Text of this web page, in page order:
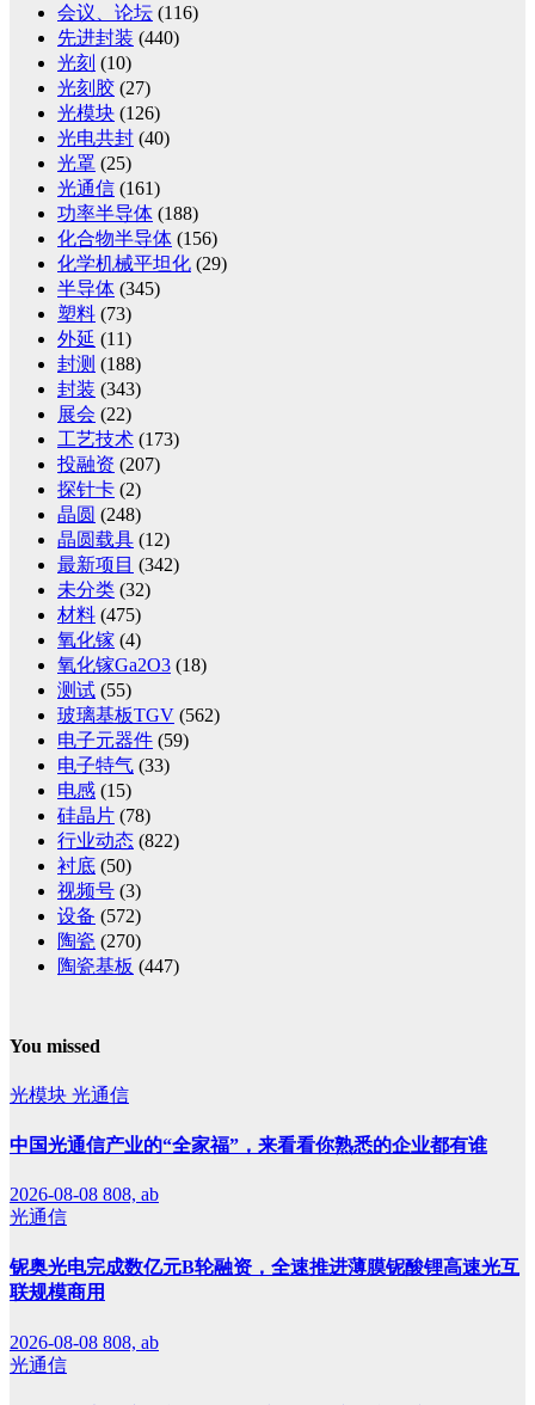
会议、论坛 (116)
先进封装 (440)
光刻 (10)
光刻胶 (27)
光模块 (126)
光电共封 (40)
光罩 (25)
光通信 (161)
功率半导体 (188)
化合物半导体 (156)
化学机械平坦化 (29)
半导体 (345)
塑料 (73)
外延 (11)
封测 (188)
封装 (343)
展会 (22)
工艺技术 (173)
投融资 (207)
探针卡 (2)
晶圆 (248)
晶圆载具 (12)
最新项目 (342)
未分类 (32)
材料 (475)
氧化镓 (4)
氧化镓Ga2O3 (18)
测试 (55)
玻璃基板TGV (562)
电子元器件 (59)
电子特气 (33)
电感 (15)
硅晶片 (78)
行业动态 (822)
衬底 (50)
视频号 (3)
设备 (572)
陶瓷 (270)
陶瓷基板 (447)
You missed
光模块 光通信
中国光通信产业的“全家福”，来看看你熟悉的企业都有谁
2026-08-08 808, ab
光通信
铌奥光电完成数亿元B轮融资，全速推进薄膜铌酸锂高速光互
联规模商用
2026-08-08 808, ab
光通信